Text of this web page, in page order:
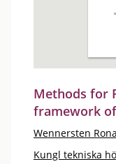
Methods for
framework
Wennersten
Kungl tekniska